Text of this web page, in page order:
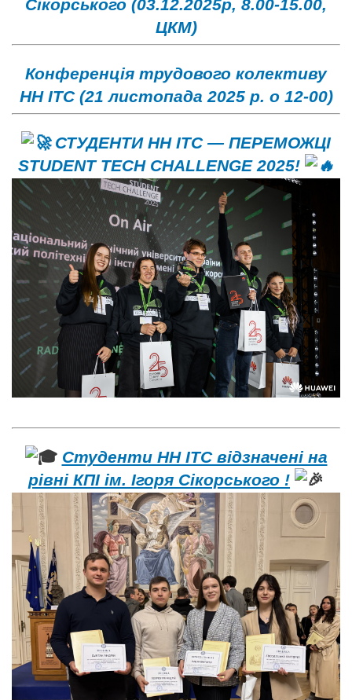
Сікорського (03.12.2025р, 8.00-15.00,
ЦКМ)
Конференція трудового колективу
НН ІТС (21 листопада 2025 р. о 12-00)
СТУДЕНТИ НН ІТС — ПЕРЕМОЖЦІ
STUDENT TECH CHALLENGE 2025!
Студенти НН ІТС відзначені на
рівні КПІ ім. Ігоря Сікорського !